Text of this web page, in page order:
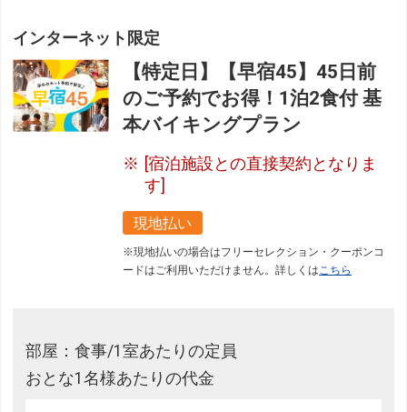
インターネット限定
【特定日】【早宿45】45日前
のご予約でお得！1泊2食付 基
本バイキングプラン
[宿泊施設との直接契約となりま
す]
現地払い
※現地払いの場合はフリーセレクション・クーポンコ
ードはご利用いただけません。詳しくはこちら
部屋：食事/1室あたりの定員
おとな1名様あたりの代金